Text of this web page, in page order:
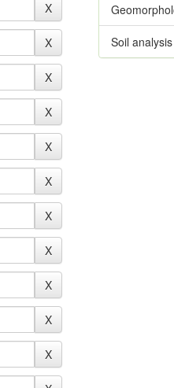
Soil analysis